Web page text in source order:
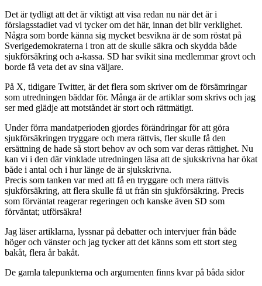
Det är tydligt att det är viktigt att visa redan nu när det är i
förslagsstadiet vad vi tycker om det här, innan det blir verklighet.
Några som borde känna sig mycket besvikna är de som röstat på
Sverigedemokraterna i tron att de skulle säkra och skydda både
sjukförsäkring och a-kassa. SD har svikit sina medlemmar grovt och
borde få veta det av sina väljare.
På X, tidigare Twitter, är det flera som skriver om de försämringar
som utredningen bäddar för. Många är de artiklar som skrivs och jag
ser med glädje att motståndet är stort och rättmätigt.
Under förra mandatperioden gjordes förändringar för att göra
sjukförsäkringen tryggare och mera rättvis, fler skulle få den
ersättning de hade så stort behov av och som var deras rättighet. Nu
kan vi i den där vinklade utredningen läsa att de sjukskrivna har ökat
både i antal och i hur länge de är sjukskrivna.
Precis som tanken var med att få en tryggare och mera rättvis
sjukförsäkring, att flera skulle få ut från sin sjukförsäkring. Precis
som förväntat reagerar regeringen och kanske även SD som
förväntat; utförsäkra!
Jag läser artiklarna, lyssnar på debatter och intervjuer från både
höger och vänster och jag tycker att det känns som ett stort steg
bakåt, flera år bakåt.
De gamla talepunkterna och argumenten finns kvar på båda sidor